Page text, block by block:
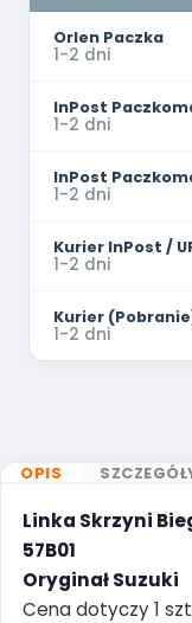
Orlen Paczka
1-2 dni
InPost
1-2 dni
InPost
1-2 dni
Kurier InPost /
1-2 dni
Kurier
1-2 dni
OPIS
Linka Skrzyni
57B01
Oryginał Suzuki
Cena dotyczy 1